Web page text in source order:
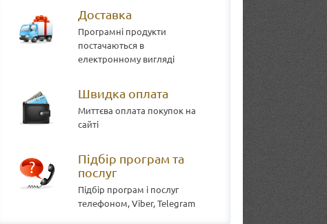
Доставка
Програмні продукти
постачаються в
електронному вигляді
Швидка оплата
Миттєва оплата покупок на
сайті
Підбір програм та
послуг
Підбір програм і послуг
телефоном, Viber, Telegram